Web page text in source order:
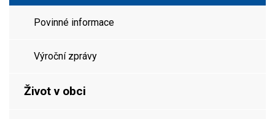
Povinné informace
Výroční zprávy
Život v obci